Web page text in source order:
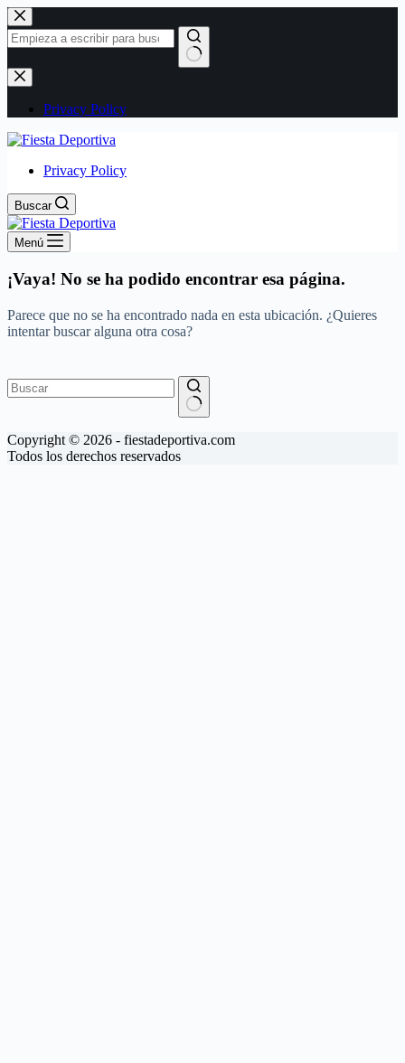
Saltar
al
contenido
Sin
resultados
Privacy Policy
Privacy Policy
Buscar
Menú
¡Vaya! No se ha podido encontrar esa página.
Parece que no se ha encontrado nada en esta ubicación. ¿Quieres
intentar buscar alguna otra cosa?
resultados
Copyright © 2026 - fiestadeportiva.com
Todos los derechos reservados